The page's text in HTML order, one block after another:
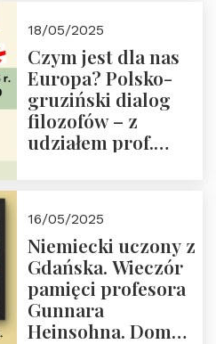
społeczny, członek
Kapituły Nagrody
im. Prezydenta
Lecha
Kaczyńskiego.
Wielki autorytet.
18/05/2025
Czym jest dla nas
Europa? Polsko-
gruziński dialog
filozofów – z
udziałem prof.
Dom Trójmorza 23
maja 2025 r. godz.
18:00.
16/05/2025
Niemiecki uczony z
Gdańska. Wieczór
pamięci profesora
Gunnara
Heinsohna. Dom